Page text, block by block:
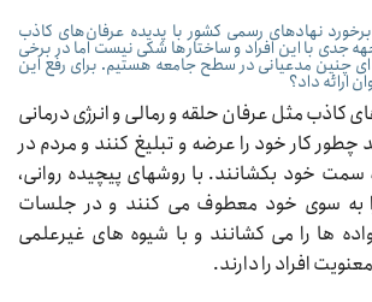
نهادهای رسمی کشور با پدیده عرفان‌های کاذب
جدی با این افراد و ساختارها شکی نیست اما در برخی
چنین مدعیانی در سطح جامعه هستیم. برای رفع این
ارائه داد؟
کاذب مثل عرفان حلقه و رمالی و انرژی درمانی
چطور کار خود را عرضه و تبلیغ کنند و مردم در
خود بکشانند. با روشهای پیچیده روانی،
به سوی خود معطوف می کنند و در جلسات
ها را می کشانند و با شیوه های غیرعلمی
افراد را دارند.